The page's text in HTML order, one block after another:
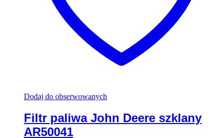
Dodaj do obserwowanych
Filtr paliwa John Deere szklany
AR50041